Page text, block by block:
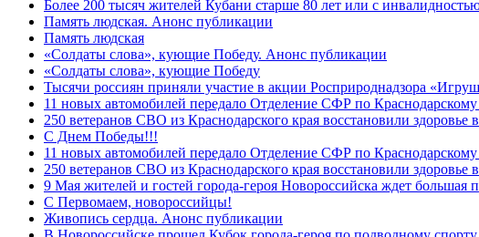
Более 200 тысяч жителей Кубани старше 80 лет или с
Память людская. Анонс публикации
Память людская
«Солдаты слова», кующие Победу. Анонс публикации
«Солдаты слова», кующие Победу
Тысячи россиян приняли участие в акции Росприроднадзора
11 новых автомобилей передало Отделение СФР по
250 ветеранов СВО из Краснодарского края восстановили
С Днем Победы!!!
11 новых автомобилей передало Отделение СФР по
250 ветеранов СВО из Краснодарского края восстановили
9 Мая жителей и гостей города-героя Новороссийска ждет большая
C Первомаем, новороссийцы!
Живопись сердца. Анонс публикации